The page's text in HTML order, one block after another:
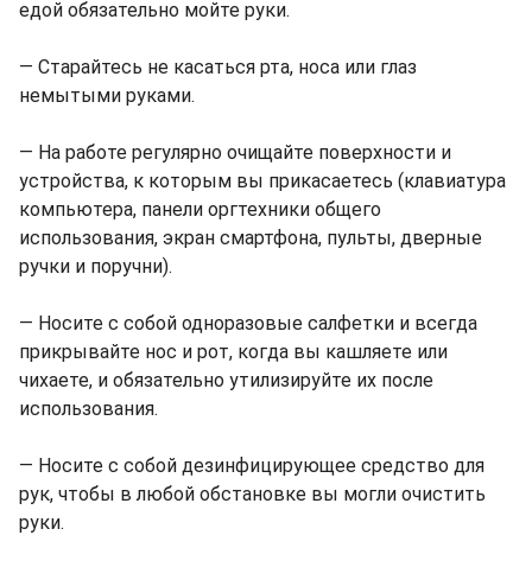
едой обязательно мойте руки.
― Старайтесь не касаться рта, носа или глаз
немытыми руками.
― На работе регулярно очищайте поверхности и
устройства, к которым вы прикасаетесь (клавиатура
компьютера, панели оргтехники общего
использования, экран смартфона, пульты, дверные
ручки и поручни).
― Носите с собой одноразовые салфетки и всегда
прикрывайте нос и рот, когда вы кашляете или
чихаете, и обязательно утилизируйте их после
использования.
― Носите с собой дезинфицирующее средство для
рук, чтобы в любой обстановке вы могли очистить
руки.